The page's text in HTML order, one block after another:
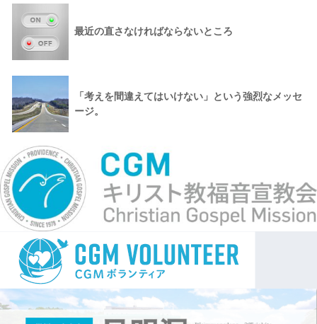
最近の直さなければならないところ
「考えを間違えてはいけない」という強烈なメッセ
ージ。